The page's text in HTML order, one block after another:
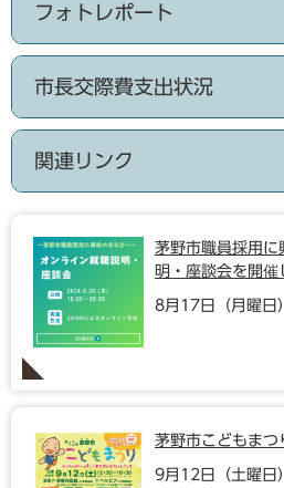
フォトレポート
市長交際費支出状況
関連リンク
茅野市職員採用に
明・座談会を開催
8月17日（月曜日
茅野市こどもまつ
9月12日（土曜日